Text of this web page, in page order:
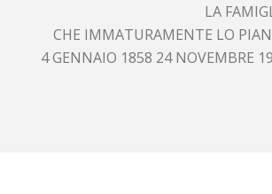
LA
CHE IMMATURAMENTE LO
4 GENNAIO 1858 24 NOVEMBRE